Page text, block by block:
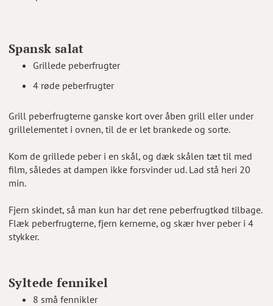
Spansk salat
Grillede peberfrugter
4 røde peberfrugter
Grill peberfrugterne ganske kort over åben grill eller under
grillelementet i ovnen, til de er let brankede og sorte.
Kom de grillede peber i en skål, og dæk skålen tæt til med
film, således at dampen ikke forsvinder ud. Lad stå heri 20
min.
Fjern skindet, så man kun har det rene peberfrugtkød tilbage.
Flæk peberfrugterne, fjern kernerne, og skær hver peber i 4
stykker.
Syltede fennikel
8 små fennikler